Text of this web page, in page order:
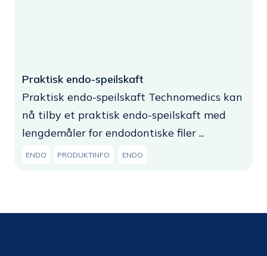
Praktisk endo-speilskaft
Praktisk endo-speilskaft Technomedics kan
nå tilby et praktisk endo-speilskaft med
lengdemåler for endodontiske filer ...
ENDO PRODUKTINFO ENDO